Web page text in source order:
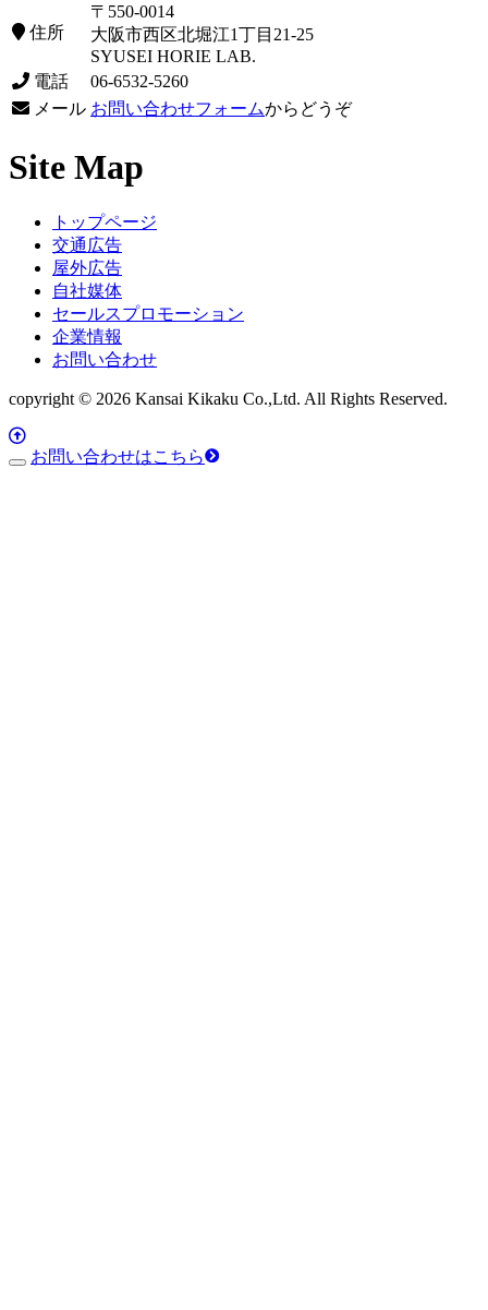
住所
〒550-0014
大阪市西区北堀江1丁目21-25
SYUSEI HORIE LAB.
電話
06-6532-5260
メール お問い合わせフォームからどうぞ
Site Map
トップページ
交通広告
屋外広告
自社媒体
セールスプロモーション
企業情報
お問い合わせ
copyright © 2026 Kansai Kikaku Co.,Ltd. All Rights Reserved.
お問い合わせはこちら